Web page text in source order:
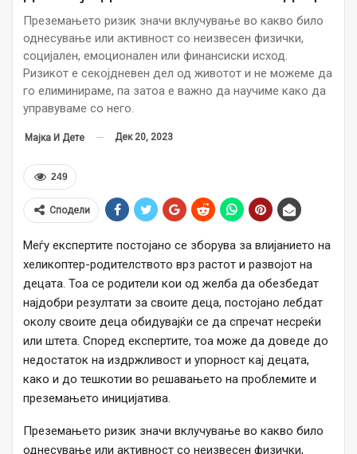
Преземањето ризик значи вклучување во какво било
однесување или активност со неизвесен физички,
социјален, емоционален или финансиски исход.
Ризикот е секојдневен дел од животот и не можеме да
го елиминираме, па затоа е важно да научиме како да
управуваме со него.
Мајка И Дете Дек 20, 2023
249
Сподели
Меѓу експертите постојано се зборува за влијанието на
хеликоптер-родителството врз растот и развојот на
децата. Тоа се родители кои од желба да обезбедат
најдобри резултати за своите деца, постојано лебдат
околу своите деца обидувајќи се да спречат несреќи
или штета. Според експертите, тоа може да доведе до
недостаток на издржливост и упорност кај децата,
како и до тешкотии во решавањето на проблемите и
преземањето иницијатива.
Преземањето ризик значи вклучување во какво било
однесување или активност со неизвесен физички,